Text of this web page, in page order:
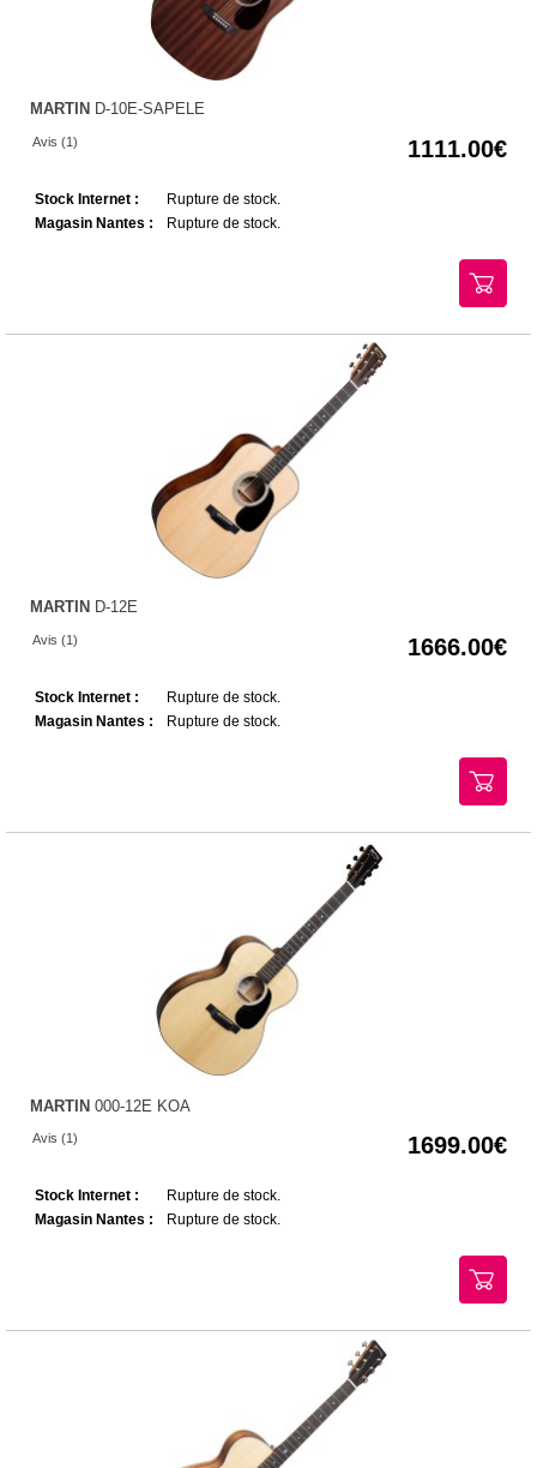
MARTIN D-10E-SAPELE
Avis (1) 1111.00
Stock Internet :
Rupture de stock.
Magasin Nantes :
Rupture de stock.
MARTIN D-12E
Avis (1) 1666.00
Stock Internet :
Rupture de stock.
Magasin Nantes :
Rupture de stock.
MARTIN 000-12E KOA
Avis (1) 1699.00
Stock Internet :
Rupture de stock.
Magasin Nantes :
Rupture de stock.